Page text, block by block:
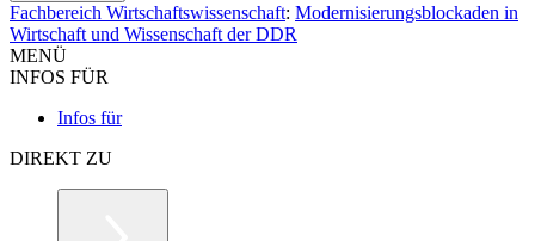
Fachbereich Wirtschaftswissenschaft: Modernisierungsblockaden in
Wirtschaft und Wissenschaft der DDR
MENÜ
INFOS FÜR
Infos für
DIREKT ZU